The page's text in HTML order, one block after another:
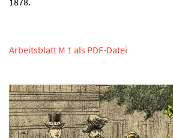
Arbeitsblatt M 1 als PDF-Datei